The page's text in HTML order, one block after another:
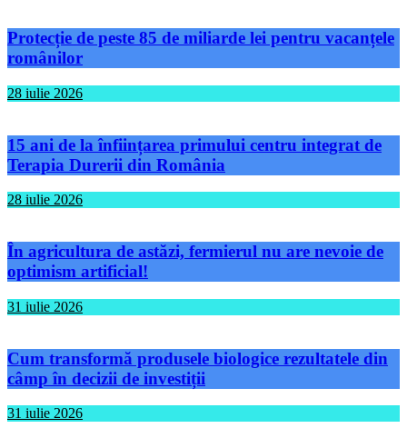
Protecție de peste 85 de miliarde lei pentru vacanțele
românilor
28 iulie 2026
15 ani de la înființarea primului centru integrat de
Terapia Durerii din România
28 iulie 2026
În agricultura de astăzi, fermierul nu are nevoie de
optimism artificial!
31 iulie 2026
Cum transformă produsele biologice rezultatele din
câmp în decizii de investiții
31 iulie 2026